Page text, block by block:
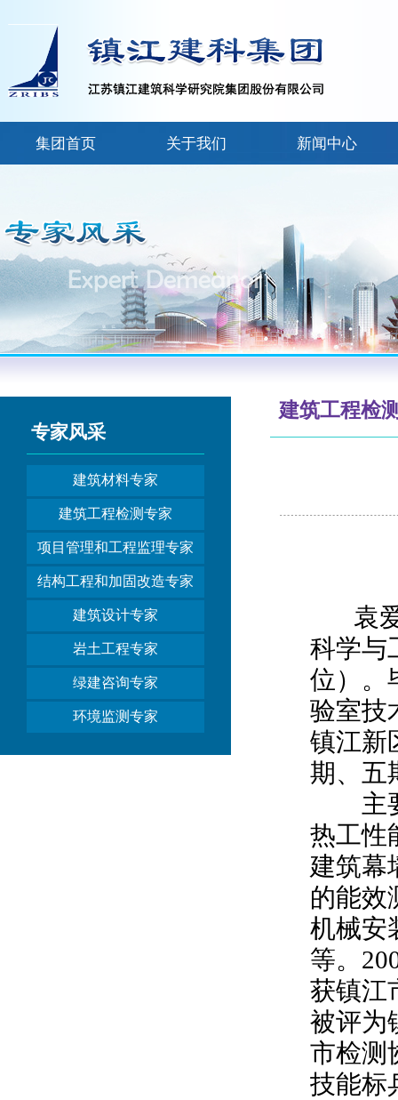
集团首页 关于我们 新闻中心
专家风采
建筑材料专家
建筑工程检测专家
项目管理和工程监理专家
结构工程和加固改造专家
建筑设计专家
岩土工程专家
绿建咨询专家
环境监测专家
建筑工程检
袁爱
科学与
位）。
验室技
镇江新
期、五
主要
热工性
建筑幕
的能效
机械安
等。
获镇江
被评为
市检测
技能标